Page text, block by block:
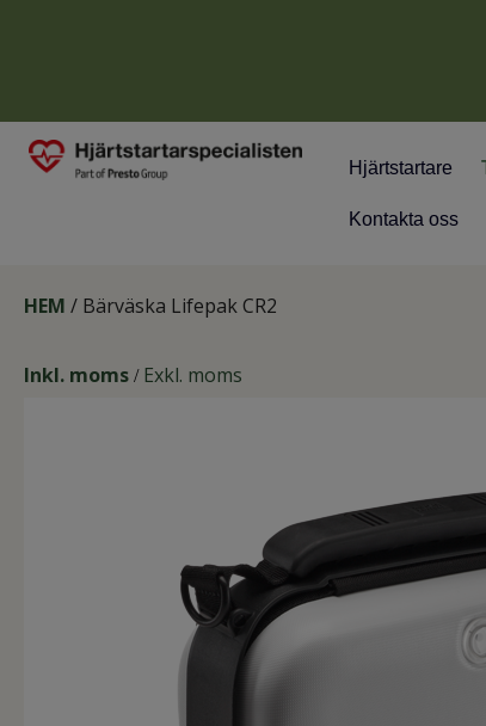
Hjärtstartare
Kontakta oss
HEM / Bärväska Lifepak CR2
Inkl. moms / Exkl. moms